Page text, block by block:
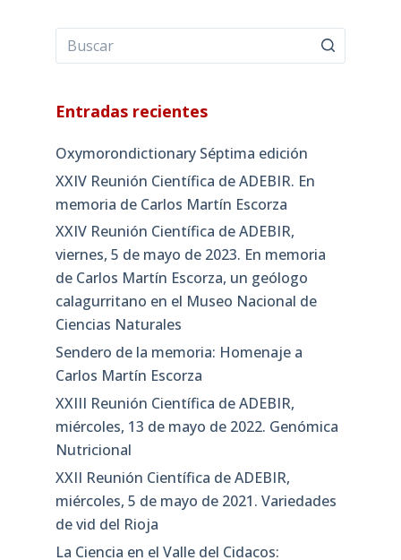
Entradas recientes
Oxymorondictionary Séptima edición
XXIV Reunión Científica de ADEBIR. En
memoria de Carlos Martín Escorza
XXIV Reunión Científica de ADEBIR,
viernes, 5 de mayo de 2023. En memoria
de Carlos Martín Escorza, un geólogo
calagurritano en el Museo Nacional de
Ciencias Naturales
Sendero de la memoria: Homenaje a
Carlos Martín Escorza
XXIII Reunión Científica de ADEBIR,
miércoles, 13 de mayo de 2022. Genómica
Nutricional
XXII Reunión Científica de ADEBIR,
miércoles, 5 de mayo de 2021. Variedades
de vid del Rioja
La Ciencia en el Valle del Cidacos: